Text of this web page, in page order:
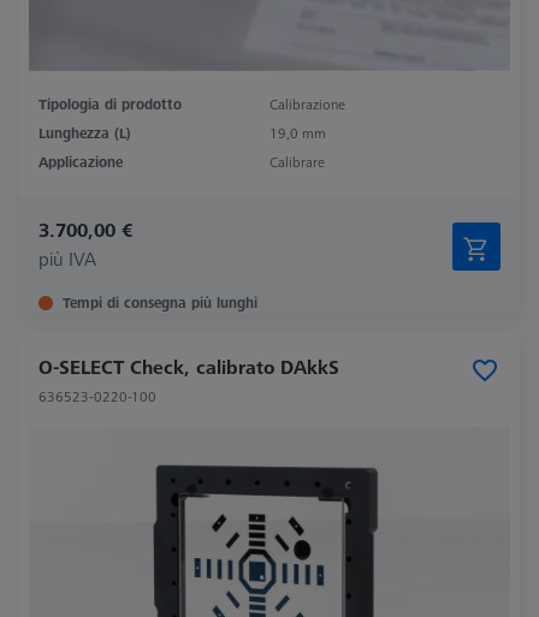
Tipologia di prodotto
Calibrazione
Lunghezza (L)
19,0 mm
Applicazione
Calibrare
3.700,00 €
più IVA
Tempi di consegna più lunghi
O-SELECT Check, calibrato DAkkS
636523-0220-100